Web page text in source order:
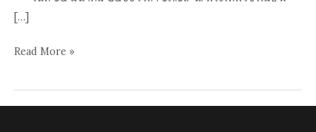
[…]
พิธี
ศิลา
ฤกษ์
Read More »